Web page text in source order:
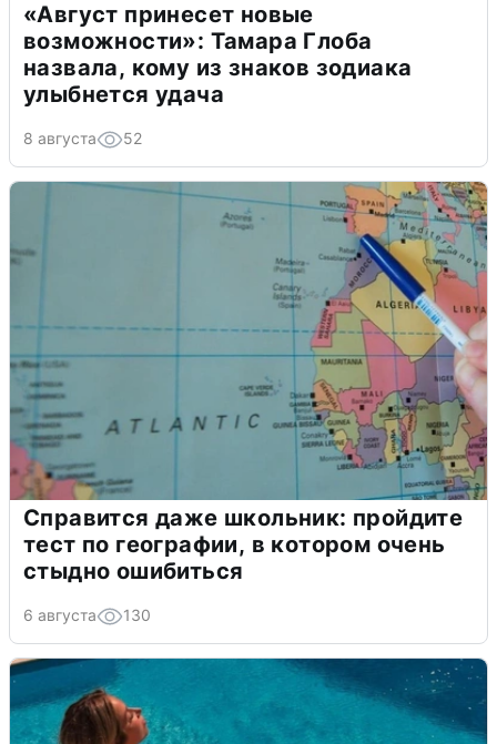
«Август принесет новые
возможности»: Тамара Глоба
назвала, кому из знаков зодиака
улыбнется удача
8 августа 52
Справится даже школьник: пройдите
тест по географии, в котором очень
стыдно ошибиться
6 августа 130